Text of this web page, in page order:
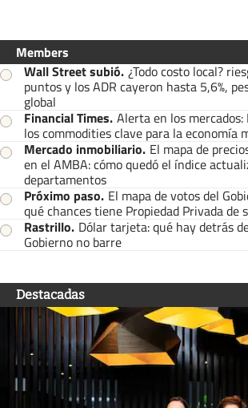
Members
Wall Street subió. ¿Todo costo local?
puntos y los ADR cayeron hasta 5,6%,
global
Financial Times. Alerta en los
los commodities clave para la economía
Mercado inmobiliario. El mapa de
en el AMBA: cómo quedó el índice
departamentos
Próximo paso. El mapa de votos del
qué chances tiene Propiedad Privada de
Rastrillo. Dólar tarjeta: qué hay detrás
Gobierno no barre
Destacadas